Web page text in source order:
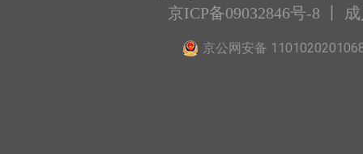
京ICP备09032846号-8 丨
京公网安备